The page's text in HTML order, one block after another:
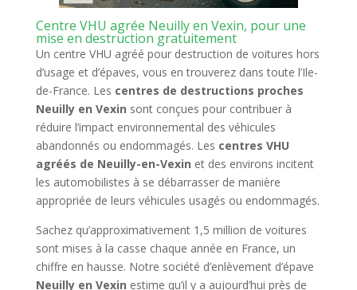
Centre VHU agrée Neuilly en Vexin, pour une
mise en destruction gratuitement
Un centre VHU agréé pour destruction de voitures hors
d’usage et d’épaves, vous en trouverez dans toute l’Ile-
de-France. Les centres de destructions proches
Neuilly en Vexin sont conçues pour contribuer à
réduire l’impact environnemental des véhicules
abandonnés ou endommagés. Les centres VHU
agréés de Neuilly-en-Vexin et des environs incitent
les automobilistes à se débarrasser de manière
appropriée de leurs véhicules usagés ou endommagés.
Sachez qu’approximativement 1,5 million de voitures
sont mises à la casse chaque année en France, un
chiffre en hausse. Notre société d’enlèvement d’épave
Neuilly en Vexin estime qu’il y a aujourd’hui près de